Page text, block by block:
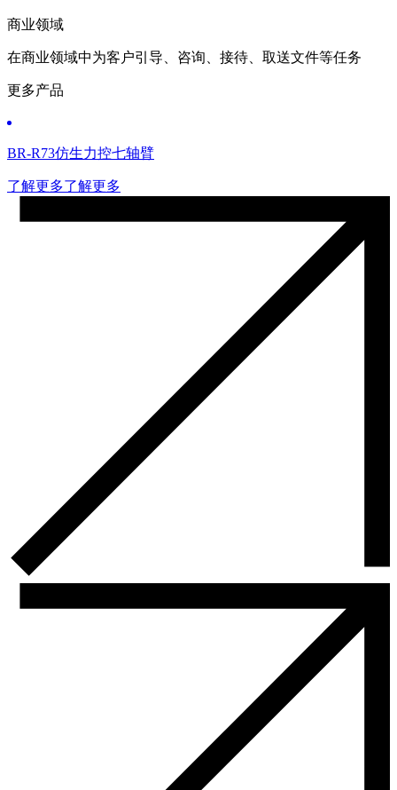
商业领域
在商业领域中为客户引导、咨询、接待、取送文件等任务
更多产品
BR-R73仿生力控七轴臂
了解更多了解更多